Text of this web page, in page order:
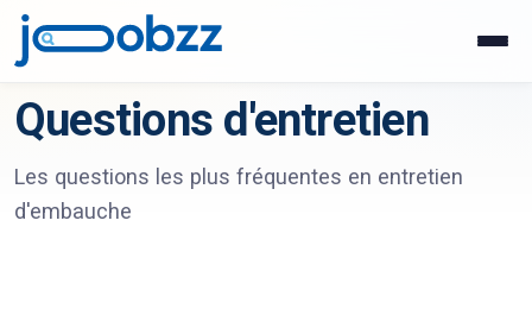
Questions d'entretien
Les questions les plus fréquentes en entretien
d'embauche